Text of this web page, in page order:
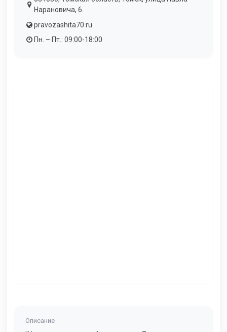
Нарановича, 6.
pravozashita70.ru
Пн. – Пт.: 09:00-18:00
Описание